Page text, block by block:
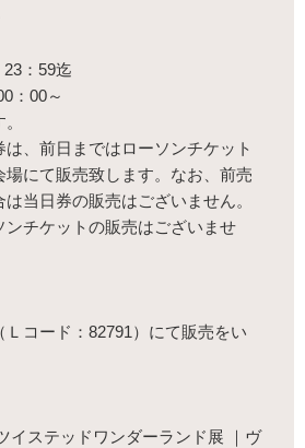
：59迄
：00～
、前日まではローソンチケット
場にて販売致します。なお、前売
当日券の販売はございません。
ンチケットの販売はございませ
Ｌコード：82791）にて販売をい
イステッドワンダーランド展 ｜ヴ